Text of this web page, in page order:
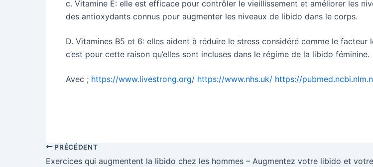
c. Vitamine E: elle est efficace pour contrôler le vieillissement et améliorer les
des antioxydants connus pour augmenter les niveaux de libido dans le corps.
D. Vitamines B5 et 6: elles aident à réduire le stress considéré comme le
c’est pour cette raison qu’elles sont incluses dans le régime de la libido féminine.
Avec ; https://www.livestrong.org/ https://www.nhs.uk/ https://
PRÉCÉDENT
Exercices qui augmentent la libido chez les hommes – Augmentez votre libido et